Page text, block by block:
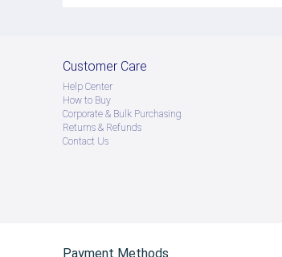
Customer Care
Help Center
How to Buy
Corporate & Bulk Purchasing
Returns & Refunds
Contact Us
Payment Methods